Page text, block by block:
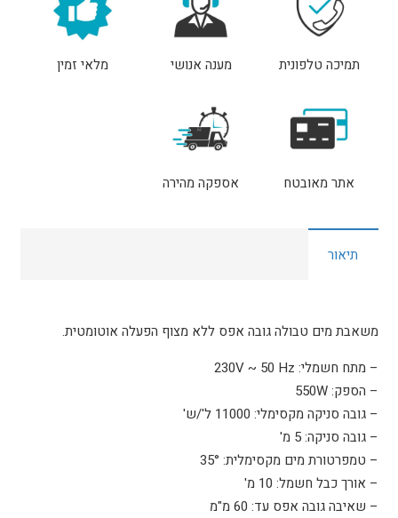
תוצרתתמיכה טלפונית מענה אנושי מלאי זמין
אתר מאובטח אספקה מהירה
תיאור
משאבת מים טבולה גובה אפס ללא מצוף הפעלה אוטומטית.
– מתח חשמלי: 230V ~ 50 Hz
– הספק: 550W
– גובה סניקה מקסימלי: 11000 ל'/ש'
– גובה סניקה: 5 מ'
– טמפרטורת מים מקסימלית: 35°
– אורך כבל חשמל: 10 מ'
– שאיבה גובה אפס עד: 60 מ"מ